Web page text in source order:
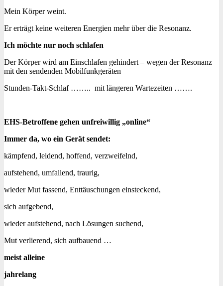
Mein Körper weint.
Er erträgt keine weiteren Energien mehr über die Resonanz.
Ich möchte nur noch schlafen
Der Körper wird am Einschlafen gehindert – wegen der Resonanz
mit den sendenden Mobilfunkgeräten
Stunden-Takt-Schlaf …….. mit längeren Wartezeiten …….
EHS-Betroffene gehen unfreiwillig „online“
Immer da, wo ein Gerät sendet:
kämpfend, leidend, hoffend, verzweifelnd,
aufstehend, umfallend, traurig,
wieder Mut fassend, Enttäuschungen einsteckend,
sich aufgebend,
wieder aufstehend, nach Lösungen suchend,
Mut verlierend, sich aufbauend …
meist alleine
jahrelang